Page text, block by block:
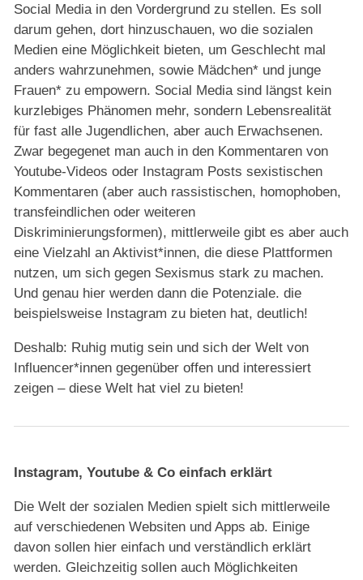
Social Media in den Vordergrund zu stellen. Es soll
darum gehen, dort hinzuschauen, wo die sozialen
Medien eine Möglichkeit bieten, um Geschlecht mal
anders wahrzunehmen, sowie Mädchen* und junge
Frauen* zu empowern. Social Media sind längst kein
kurzlebiges Phänomen mehr, sondern Lebensrealität
für fast alle Jugendlichen, aber auch Erwachsenen.
Zwar begegenet man auch in den Kommentaren von
Youtube-Videos oder Instagram Posts sexistischen
Kommentaren (aber auch rassistischen, homophoben,
transfeindlichen oder weiteren
Diskriminierungsformen), mittlerweile gibt es aber auch
eine Vielzahl an Aktivist*innen, die diese Plattformen
nutzen, um sich gegen Sexismus stark zu machen.
Und genau hier werden dann die Potenziale. die
beispielsweise Instagram zu bieten hat, deutlich!
Deshalb: Ruhig mutig sein und sich der Welt von
Influencer*innen gegenüber offen und interessiert
zeigen – diese Welt hat viel zu bieten!
Instagram, Youtube & Co einfach erklärt
Die Welt der sozialen Medien spielt sich mittlerweile
auf verschiedenen Websiten und Apps ab. Einige
davon sollen hier einfach und verständlich erklärt
werden. Gleichzeitig sollen auch Möglichkeiten